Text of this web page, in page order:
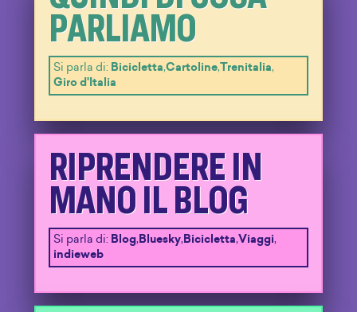
PARLIAMO
Si parla di: Bicicletta,Cartoline,Trenitalia,
Giro d'Italia
RIPRENDERE IN
MANO IL BLOG
Si parla di: Blog,Bluesky,Bicicletta,Viaggi,
indieweb